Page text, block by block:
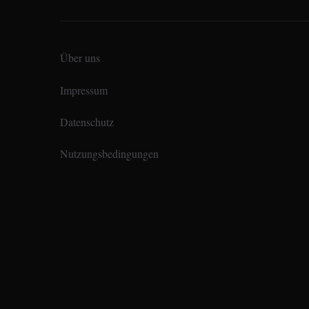
Über uns
Impressum
Datenschutz
Nutzungsbedingungen